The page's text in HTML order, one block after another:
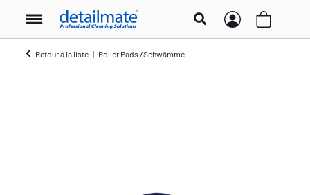
Retour à la liste Polier Pads /Schwämme